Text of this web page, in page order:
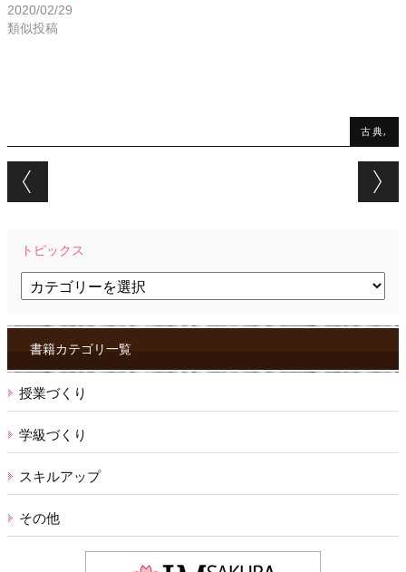
2020/02/29
類似投稿
古典,
Post navigation
トピックス
ク
ス書籍カテゴリ一覧
授業づくり
学級づくり
スキルアップ
その他